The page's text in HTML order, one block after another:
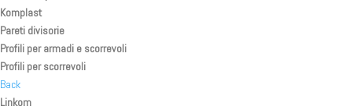
Komplast
Pareti divisorie
Profili per armadi e scorrevoli
Profili per scorrevoli
Back
Linkom